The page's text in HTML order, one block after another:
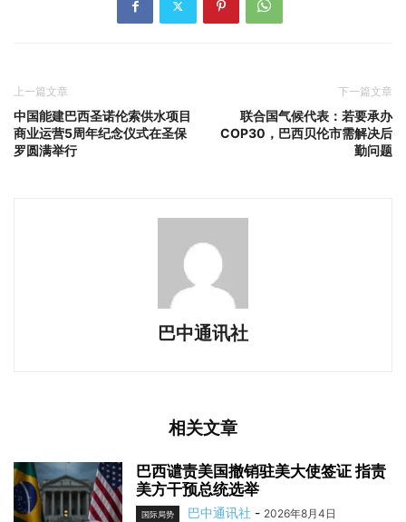
上一篇文章
中国能建巴西圣诺伦索供水项目
商业运营5周年纪念仪式在圣保
罗圆满举行
下一篇文章
联合国气候代表：若要承办
COP30，巴西贝伦市需解决后
勤问题
巴中通讯社
相关文章
巴西谴责美国撤销驻美大使签证 指责
美方干预总统选举
国际局势 巴中通讯社 - 2026年8月4日